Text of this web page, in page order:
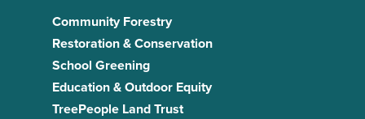
Community Forestry
Restoration & Conservation
School Greening
Education & Outdoor Equity
TreePeople Land Trust